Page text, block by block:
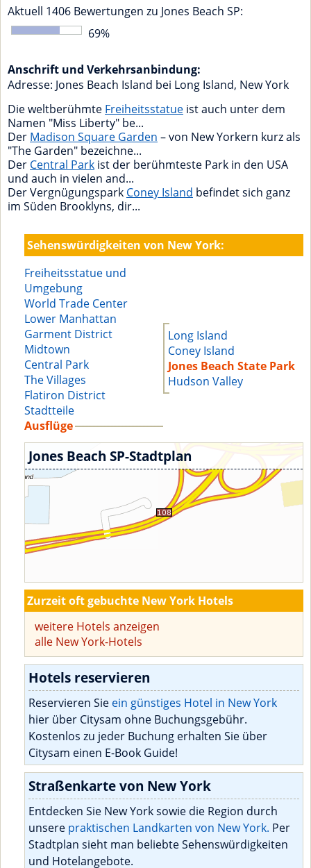
Aktuell 1406 Bewertungen zu Jones Beach SP:
69%
Anschrift und Verkehrsanbindung:
Adresse: Jones Beach Island bei Long Island, New York
Die weltberühmte Freiheitsstatue ist auch unter dem
Namen "Miss Liberty" be...
Der Madison Square Garden – von New Yorkern kurz als
"The Garden" bezeichne...
Der Central Park ist der berühmteste Park in den USA
und auch in vielen and...
Der Vergnügungspark Coney Island befindet sich ganz
im Süden Brooklyns, dir...
Sehenswürdigkeiten von New York:
Freiheitsstatue und
Umgebung
World Trade Center
Lower Manhattan
Garment District
Midtown
Central Park
The Villages
Flatiron District
Stadtteile
Ausflüge
Long Island
Coney Island
Jones Beach State Park
Hudson Valley
Jones Beach SP-Stadtplan
Zurzeit oft gebuchte New York Hotels
weitere Hotels anzeigen
alle New York-Hotels
Hotels reservieren
Reservieren Sie ein günstiges Hotel in New York
hier über Citysam ohne Buchungsgebühr.
Kostenlos zu jeder Buchung erhalten Sie über
Citysam einen E-Book Guide!
Straßenkarte von New York
Entdecken Sie New York sowie die Region durch
unsere praktischen Landkarten von New York. Per
Stadtplan sieht man beliebte Sehenswürdigkeiten
und Hotelangebote.